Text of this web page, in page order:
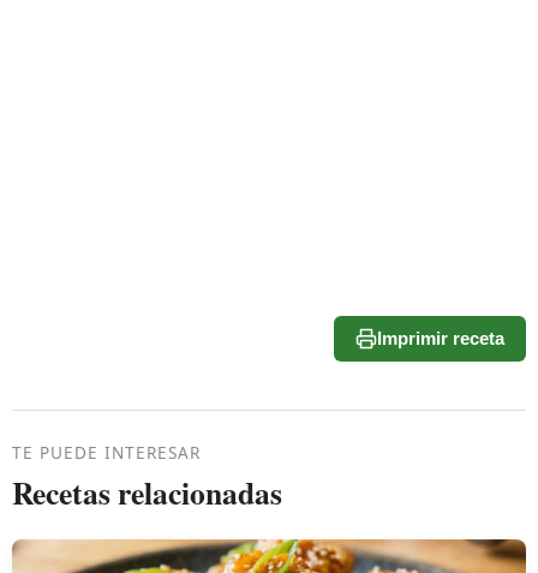
Imprimir receta
TE PUEDE INTERESAR
Recetas relacionadas